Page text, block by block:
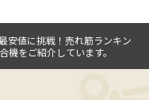
安値に挑戦！売れ筋ランキン
機をご紹介しています。